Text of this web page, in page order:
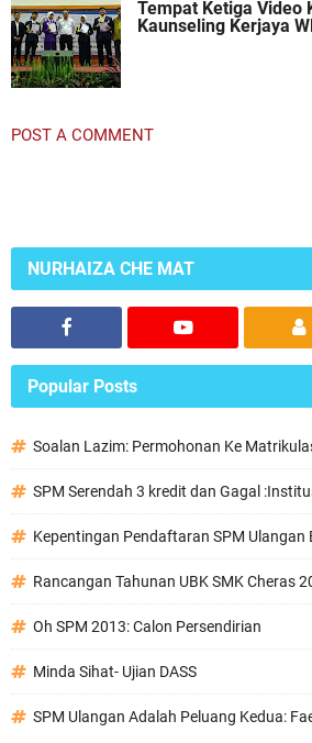
Tempat Ketiga Video
Kaunseling Kerjaya
POST A COMMENT
NURHAIZA CHE MAT
Popular Posts
Soalan Lazim: Permohonan Ke
SPM Serendah 3 kredit dan Gagal
Kepentingan Pendaftaran SPM Ulangan
Rancangan Tahunan UBK SMK Cheras
Oh SPM 2013: Calon Persendirian
Minda Sihat- Ujian DASS
SPM Ulangan Adalah Peluang Kedua: